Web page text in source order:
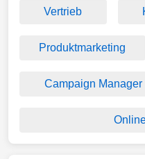
Vertrieb
Produktmarketing
Campaign Manager